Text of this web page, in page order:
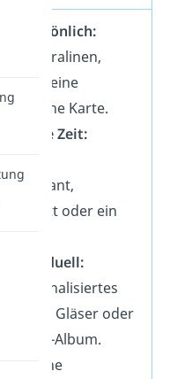
& persönlich:
Pralinen,
oder eine
Karte.
Zeit:
im Bett oder ein
individuell:
personalisiertes
Gläser oder
Jahre“-Album.
Kleine